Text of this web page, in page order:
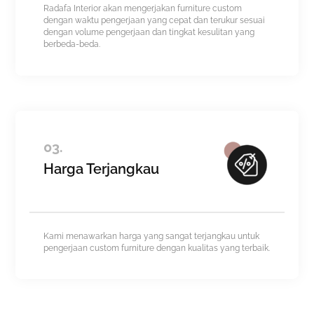
Radafa Interior akan mengerjakan furniture custom
dengan waktu pengerjaan yang cepat dan terukur sesuai
dengan volume pengerjaan dan tingkat kesulitan yang
berbeda-beda.
03.
Harga Terjangkau
Kami menawarkan harga yang sangat terjangkau untuk
pengerjaan custom furniture dengan kualitas yang terbaik.